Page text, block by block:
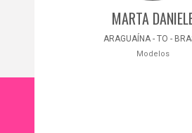
MARTA
ARAGUAÍNA - TO -
Modelos